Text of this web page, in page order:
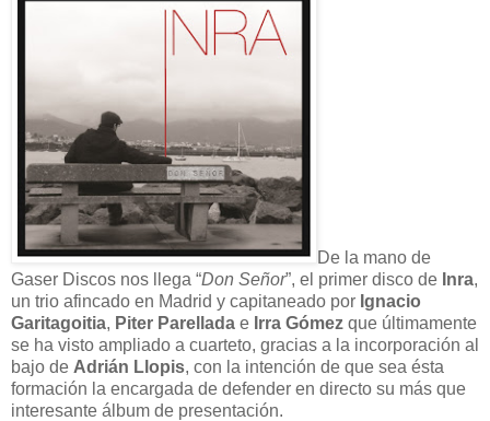
De la mano de
Gaser Discos nos llega “Don Señor”, el primer disco de Inra,
un trio afincado en Madrid y capitaneado por Ignacio
Garitagoitia, Piter Parellada e Irra Gómez que últimamente
se ha visto ampliado a cuarteto, gracias a la incorporación al
bajo de Adrián Llopis, con la intención de que sea ésta
formación la encargada de defender en directo su más que
interesante álbum de presentación.